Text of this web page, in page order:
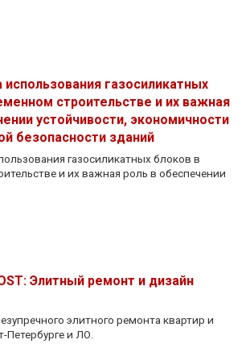
газосиликатных
строительстве и их важная
устойчивости, экономичности
безопасности зданий
газосиликатных блоков в
и их важная роль в обеспечении
Элитный ремонт и дизайн
элитного ремонта квартир и
Петербурге и ЛО.